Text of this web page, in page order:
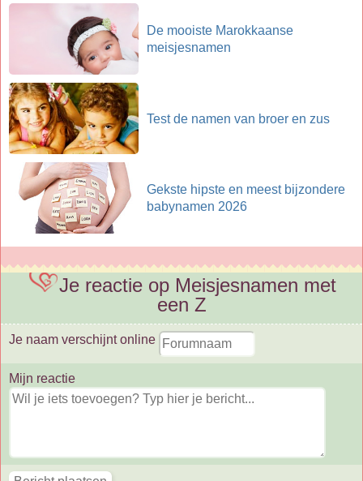
De mooiste Marokkaanse
meisjesnamen
Test de namen van broer en zus
Gekste hipste en meest bijzondere
babynamen 2026
Je reactie op Meisjesnamen met
een Z
Je naam verschijnt online
Mijn reactie